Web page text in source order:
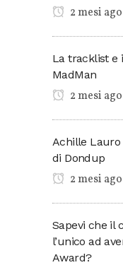
2 mesi ago
La tracklist e
MadMan
2 mesi ago
Achille Lauro
di Dondup
2 mesi ago
Sapevi che il
l’unico ad
Award?